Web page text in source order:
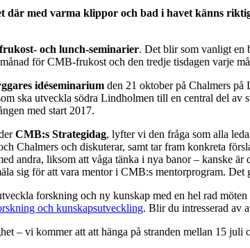
där med varma klippor och bad i havet känns
frukost- och lunch-seminarier. Det blir som vanligt en
för CMB-frukost och den tredje tisdagen varje
idéseminarium den 21 oktober på Chalmers på
ska utveckla södra Lindholmen till en central del
med start 2017.
CMB:s Strategidag, lyfter vi den fråga som alla
Chalmers och diskuterar, samt tar fram konkreta
andra, liksom att våga tänka i nya banor – kanske
sig för att vara mentor i CMB:s mentorprogram. Det
forskning och ny kunskap med en hel rad
och kunskapsutveckling. Blir du intresserad av
– vi kommer att att hänga på stranden mellan 15